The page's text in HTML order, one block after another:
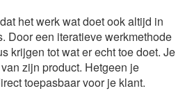
het werk wat doet ook altijd in
Door een iteratieve werkmethode
krijgen tot wat er echt toe doet. Je
zijn product. Hetgeen je
toepasbaar voor je klant.